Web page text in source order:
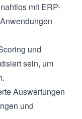
mit ERP-
und
sein, um
Auswertungen
und